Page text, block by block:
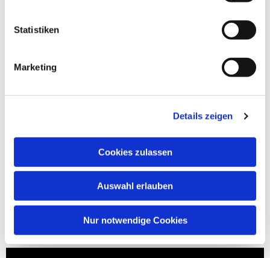
Statistiken
Marketing
Details zeigen
Cookies zulassen
Auswahl erlauben
Nur notwendige Cookies